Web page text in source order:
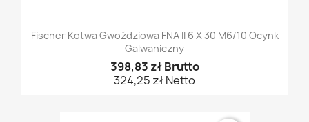
Fischer Kotwa Gwoździowa FNA II 6 X 30 M6/10 Ocynk
Galwaniczny
398,83 zł Brutto
324,25 zł Netto